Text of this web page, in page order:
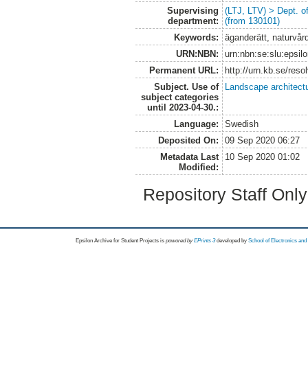
Supervising
department:
(LTJ, LTV) > Dept.
(from 130101)
Keywords:
äganderätt,
URN:NBN:
Permanent URL:
http://urn.kb.se/
Subject. Use of
subject categories
until 2023-04-30.:
Landscape
Language:
Swedish
Deposited On:
09 Sep 2020 06:27
Metadata Last
Modified:
10 Sep 2020 01:02
Repository Staff
Epsilon Archive for Student Projects is powored byEPrints 3 developed by School of Electronics